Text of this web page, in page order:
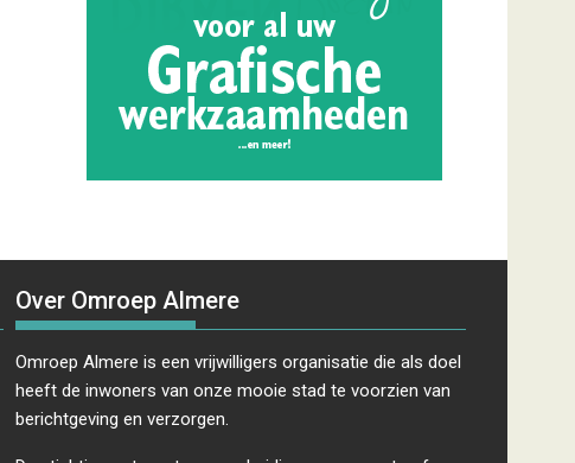
Over Omroep Almere
Omroep Almere is een vrijwilligers organisatie die als doel
heeft de inwoners van onze mooie stad te voorzien van
berichtgeving en verzorgen.